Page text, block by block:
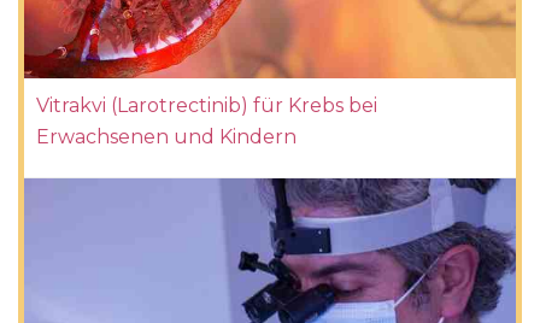
Vitrakvi (Larotrectinib) für Krebs bei
Erwachsenen und Kindern